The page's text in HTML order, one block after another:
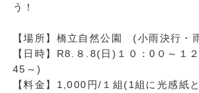
う！
【場所】橋立自然公園 (小雨決行・
【日時】R8.８.8(日)１０：0０～１
45～)
【料金】1,000円/１組(1組に光感紙